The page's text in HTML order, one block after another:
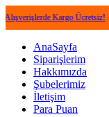
Kargo Ücretsiz! •
AnaSayfa
Siparişlerim
Hakkımızda
Şubelerimiz
İletişim
Para Puan